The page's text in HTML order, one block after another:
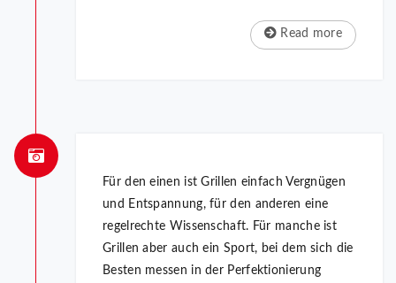
Read more
Für den einen ist Grillen einfach Vergnügen
und Entspannung, für den anderen eine
regelrechte Wissenschaft. Für manche ist
Grillen aber auch ein Sport, bei dem sich die
Besten messen in der Perfektionierung